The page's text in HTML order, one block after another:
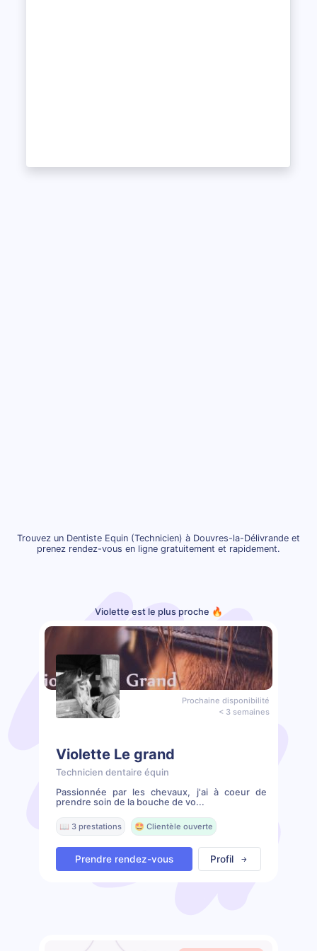
Trouvez un Dentiste Equin (Technicien) à Douvres-la-Délivrande et
prenez rendez-vous en ligne gratuitement et rapidement.
Violette est le plus proche 🔥
Prochaine disponibilité
< 3 semaines
Violette Le grand
Technicien dentaire équin
Passionnée par les chevaux, j'ai à coeur de
prendre soin de la bouche de vo...
📖 3 prestations 🤩 Clientèle ouverte
Prendre rendez-vous Profil